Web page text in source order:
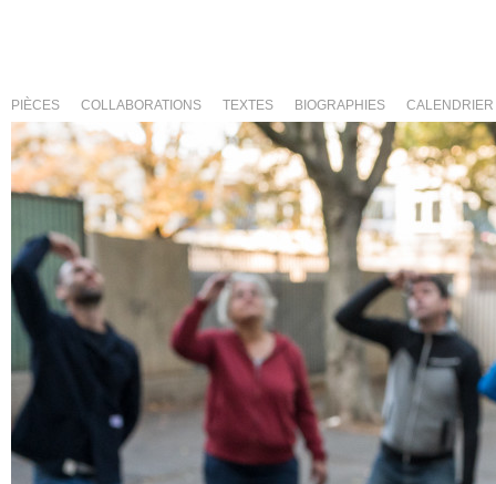
PIÈCES COLLABORATIONS TEXTES BIOGRAPHIES CALENDRIER